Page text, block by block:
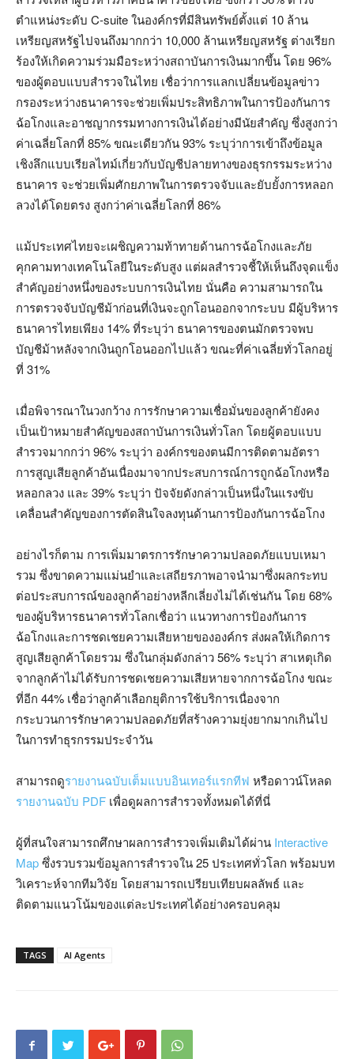
ตำแหน่งระดับ C-suite ในองค์กรที่มีสินทรัพย์ตั้งแต่ 10 ล้าน
เหรียญสหรัฐไปจนถึงมากกว่า 10,000 ล้านเหรียญสหรัฐ ต่างเรียก
ร้องให้เกิดความร่วมมือระหว่างสถาบันการเงินมากขึ้น โดย 96%
ของผู้ตอบแบบสำรวจในไทย เชื่อว่าการแลกเปลี่ยนข้อมูลข่าว
กรองระหว่างธนาคารจะช่วยเพิ่มประสิทธิภาพในการป้องกันการ
ฉ้อโกงและอาชญากรรมทางการเงินได้อย่างมีนัยสำคัญ ซึ่งสูงกว่า
ค่าเฉลี่ยโลกที่ 85% ขณะเดียวกัน 93% ระบุว่าการเข้าถึงข้อมูล
เชิงลึกแบบเรียลไทม์เกี่ยวกับบัญชีปลายทางของธุรกรรมระหว่าง
ธนาคาร จะช่วยเพิ่มศักยภาพในการตรวจจับและยับยั้งการหลอก
ลวงได้โดยตรง สูงกว่าค่าเฉลี่ยโลกที่ 86%
แม้ประเทศไทยจะเผชิญความท้าทายด้านการฉ้อโกงและภัย
คุกคามทางเทคโนโลยีในระดับสูง แต่ผลสำรวจชี้ให้เห็นถึงจุดแข็ง
สำคัญอย่างหนึ่งของระบบการเงินไทย นั่นคือ ความสามารถใน
การตรวจจับบัญชีม้าก่อนที่เงินจะถูกโอนออกจากระบบ มีผู้บริหาร
ธนาคารไทยเพียง 14% ที่ระบุว่า ธนาคารของตนมักตรวจพบ
บัญชีม้าหลังจากเงินถูกโอนออกไปแล้ว ขณะที่ค่าเฉลี่ยทั่วโลกอยู่
ที่ 31%
เมื่อพิจารณาในวงกว้าง การรักษาความเชื่อมั่นของลูกค้ายังคง
เป็นเป้าหมายสำคัญของสถาบันการเงินทั่วโลก โดยผู้ตอบแบบ
สำรวจมากกว่า 96% ระบุว่า องค์กรของตนมีการติดตามอัตรา
การสูญเสียลูกค้าอันเนื่องมาจากประสบการณ์การถูกฉ้อโกงหรือ
หลอกลวง และ 39% ระบุว่า ปัจจัยดังกล่าวเป็นหนึ่งในแรงขับ
เคลื่อนสำคัญของการตัดสินใจลงทุนด้านการป้องกันการฉ้อโกง
อย่างไรก็ตาม การเพิ่มมาตรการรักษาความปลอดภัยแบบเหมา
รวม ซึ่งขาดความแม่นยำและเสถียรภาพอาจนำมาซึ่งผลกระทบ
ต่อประสบการณ์ของลูกค้าอย่างหลีกเลี่ยงไม่ได้เช่นกัน โดย 68%
ของผู้บริหารธนาคารทั่วโลกเชื่อว่า แนวทางการป้องกันการ
ฉ้อโกงและการชดเชยความเสียหายขององค์กร ส่งผลให้เกิดการ
สูญเสียลูกค้าโดยรวม ซึ่งในกลุ่มดังกล่าว 56% ระบุว่า สาเหตุเกิด
จากลูกค้าไม่ได้รับการชดเชยความเสียหายจากการฉ้อโกง ขณะ
ที่อีก 44% เชื่อว่าลูกค้าเลือกยุติการใช้บริการเนื่องจาก
กระบวนการรักษาความปลอดภัยที่สร้างความยุ่งยากมากเกินไป
ในการทำธุรกรรมประจำวัน
สามารถดูรายงานฉบับเต็มแบบอินเทอร์แรกทีฟ หรือดาวน์โหลด
รายงานฉบับ PDF เพื่อดูผลการสำรวจทั้งหมดได้ที่นี่
ผู้ที่สนใจสามารถศึกษาผลการสำรวจเพิ่มเติมได้ผ่าน Interactive
Mapซึ่งรวบรวมข้อมูลการสำรวจใน 25 ประเทศทั่วโลก พร้อมบท
วิเคราะห์จากทีมวิจัย โดยสามารถเปรียบเทียบผลลัพธ์ และ
ติดตามแนวโน้มของแต่ละประเทศได้อย่างครอบคลุม
TAGS AI Agents